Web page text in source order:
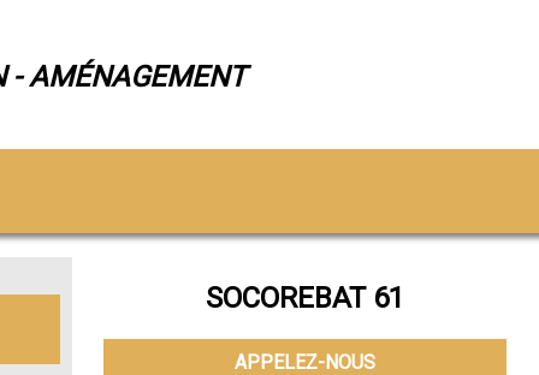
- AMÉNAGEMENT
SOCOREBAT 61
APPELEZ-NOUS